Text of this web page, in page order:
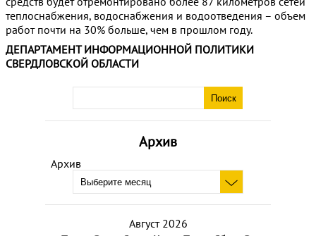
Архив
Архив
Август 2026
теплоснабжения, водоснабжения и водоотведения – объем
работ почти на 30% больше, чем в прошлом году.
ДЕПАРТАМЕНТ ИНФОРМАЦИОННОЙ ПОЛИТИКИ
СВЕРДЛОВСКОЙ ОБЛАСТИ